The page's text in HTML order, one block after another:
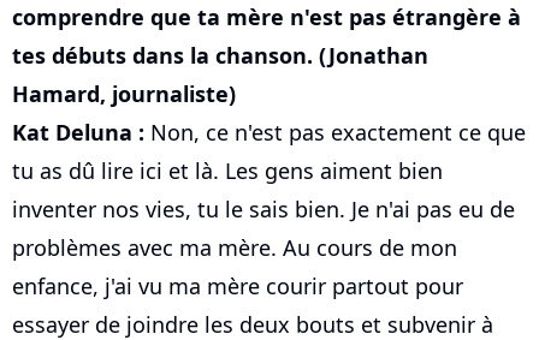
comprendre que ta mère n'est pas étrangère à
tes débuts dans la chanson. (Jonathan
Hamard, journaliste)
Kat Deluna : Non, ce n'est pas exactement ce que
tu as dû lire ici et là. Les gens aiment bien
inventer nos vies, tu le sais bien. Je n'ai pas eu de
problèmes avec ma mère. Au cours de mon
enfance, j'ai vu ma mère courir partout pour
essayer de joindre les deux bouts et subvenir à